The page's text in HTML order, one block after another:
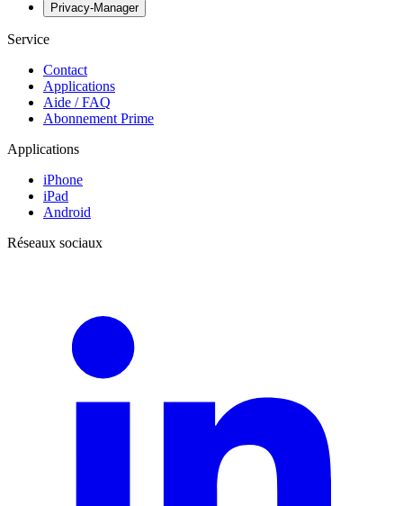
Privacy-Manager
Service
Contact
Applications
Aide / FAQ
Abonnement Prime
Applications
iPhone
iPad
Android
Réseaux sociaux